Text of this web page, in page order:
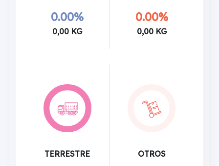
0.00%
0,00 KG
0.00%
0,00 KG
TERRESTRE OTROS